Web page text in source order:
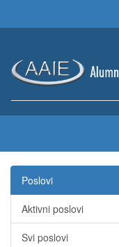
Poslovi
Aktivni poslovi
Svi poslovi